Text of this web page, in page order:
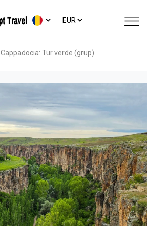
EUR
Cappadocia: Tur verde (grup)